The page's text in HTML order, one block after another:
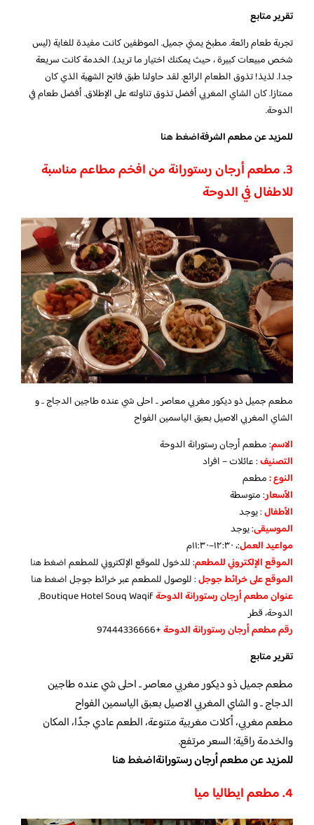
تقرير متابع
تجربة طعام رائعة. مطبخ يمني جميل. الموظفين كانت مفيدة للغاية (ليس
شخص مبيعات كبيرة ، حيث يمكنك اختيار ما تريد). الخدمة كانت سريعة
جدا. لذيذ! تذوق الطعام الرائع. لقد حاولنا طبق فاتح الشهية الذي كان
ممتازا. كان الشاي المغربي أفضل تذوق تناولته على الإطلاق. أفضل طعام في
الدوحة.
للمزيد عن مطعم الشرفةاضغط هنا
3. مطعم أرجان رستورانة من افخم مطاعم مناسبة
للاطفال في الدوحة
مطعم جميل ذو ديكور مغربي معاصر .. احلى شي عنده طاجين الدجاج .. و
الشاي المغربي الاصيل بعبق الياسمين الفواح
الاسم: مطعم أرجان رستورانة الدوحة
التصنيف: عائلات – افراد
النوع :مطعم
الأسعار:متوسطة
الأطفال:يوجد
الموسيقى:يوجد
مواعيد العمل:، ١٢:٣٠–١١:٣٠م
الموقع الإلكتروني للمطعم: للدخول للموقع الإلكتروني للمطعماضغط هنا
الموقع على خرائط جوجل: للوصول للمطعم عبر خرائط جوجلاضغط هنا
عنوان مطعم أرجان رستورانة الدوحة
Boutique Hotel Souq Waqif,
الدوحة، قطر
رقم مطعم أرجان رستورانة الدوحة+97444336666
تقرير متابع
مطعم جميل ذو ديكور مغربي معاصر .. احلى شي عنده طاجين
الدجاج .. و الشاي المغربي الاصيل بعبق الياسمين الفواح
مطعم مغربي، أكلات مغربية متنوعة، الطعم عادي جدًا، المكان
والخدمة راقية؛ السعر مرتفع.
للمزيد عن مطعم أرجان رستورانةاضغط هنا
4. مطعم ايطاليا ميا